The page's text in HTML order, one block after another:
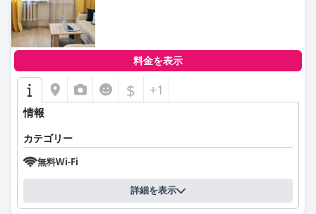
料金を表示
$ +1
情報
カテゴリー
無料Wi-Fi
詳細を表示